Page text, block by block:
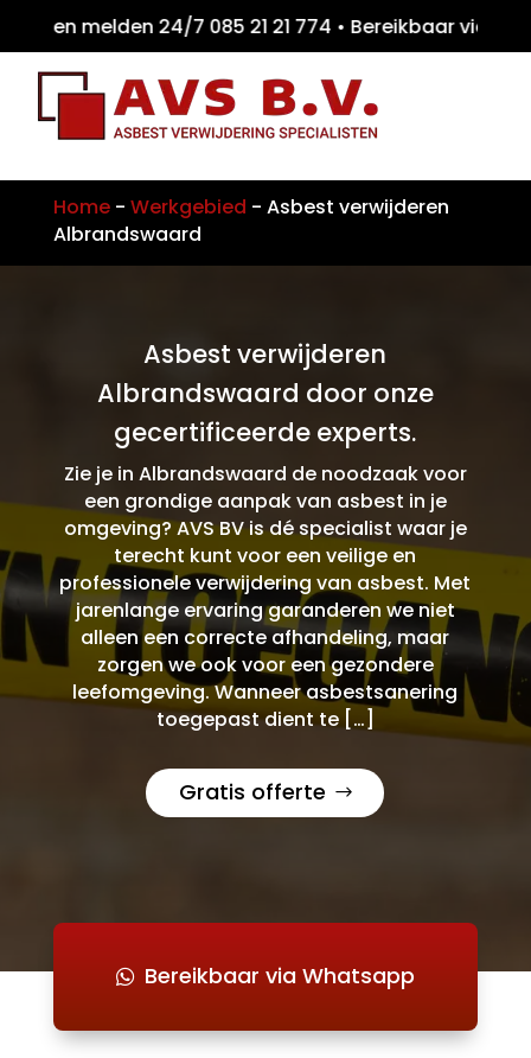
melden 24/7 085 21 21 774 •
Home- Werkgebied - Asbest verwijderen
Albrandswaard
Asbest verwijderen
Albrandswaard door onze
gecertificeerde experts.
Zie je in Albrandswaard de noodzaak voor
een grondige aanpak van asbest in je
omgeving? AVS BV is dé specialist waar je
terecht kunt voor een veilige en
professionele verwijdering van asbest. Met
jarenlange ervaring garanderen we niet
alleen een correcte afhandeling, maar
zorgen we ook voor een gezondere
leefomgeving. Wanneer asbestsanering
toegepast dient te […]
Gratis offerte
Bereikbaar via Whatsapp